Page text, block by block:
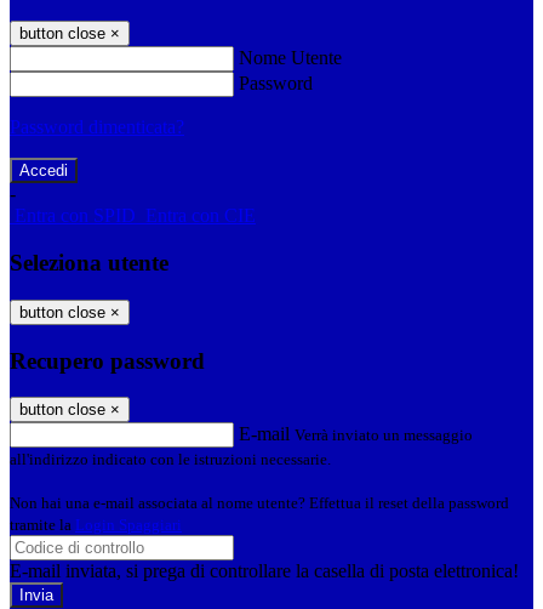
button close ×
Nome Utente
Password
Password dimenticata?
-
Entra con SPID Entra con CIE
Seleziona utente
button close ×
Recupero password
button close ×
E-mail Verrà inviato un messaggio
all'indirizzo indicato con le istruzioni necessarie.
Non hai una e-mail associata al nome utente? Effettua il reset della password
tramite la Login Spaggiari
E-mail inviata, si prega di controllare la casella di posta elettronica!